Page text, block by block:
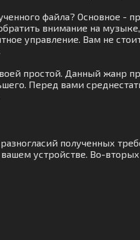
файла? Основное -
внимание на
управление. Вам не
простой. Данный жанр
Перед вами
полученных
устройстве. Во-